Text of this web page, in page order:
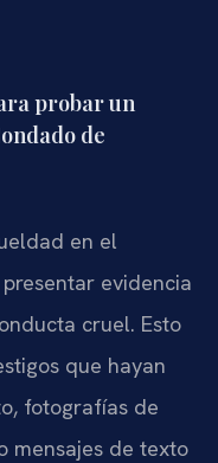
probar un
de
en el
evidencia
cruel. Esto
que hayan
fotografías de
mensajes de texto